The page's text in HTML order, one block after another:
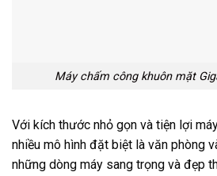
Máy chấm công khuôn mặt
Với kích thước nhỏ gọn và tiện lợi
nhiều mô hình đặt biệt là văn phòng
những dòng máy sang trọng và đẹp